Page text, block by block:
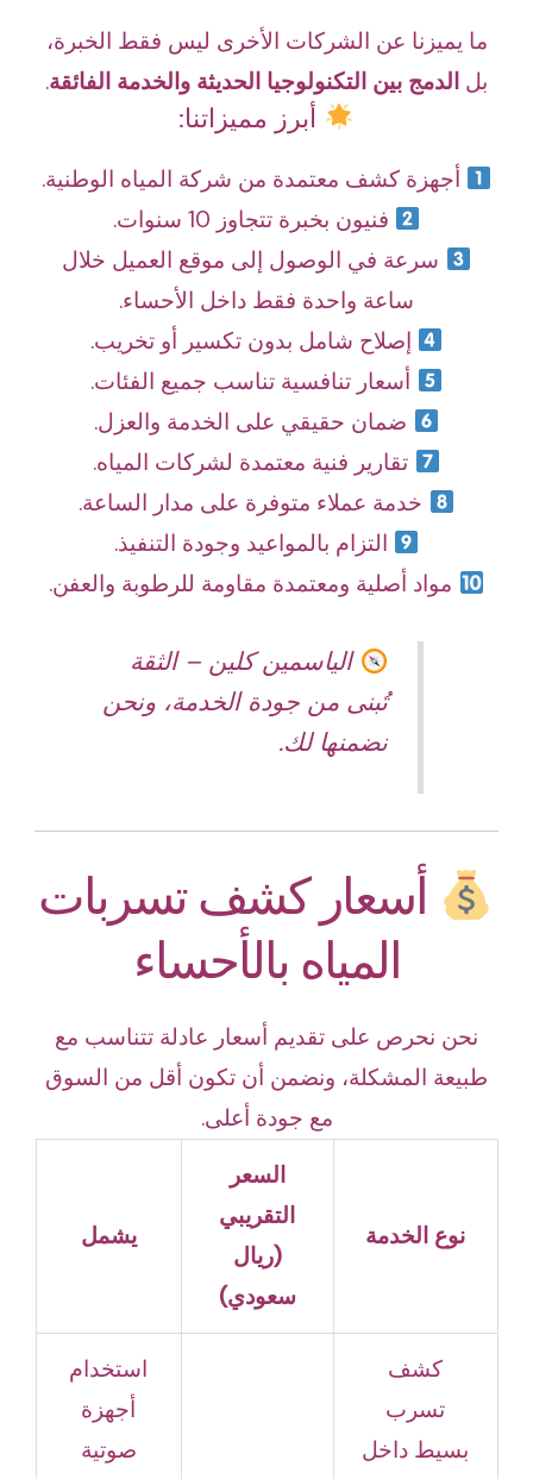
ما يميزنا عن الشركات الأخرى ليس فقط الخبرة،
بل الدمج بين التكنولوجيا الحديثة والخدمة الفائقة.
أبرز مميزاتنا:
أجهزة كشف معتمدة من شركة المياه الوطنية.
فنيون بخبرة تتجاوز 10 سنوات.
سرعة في الوصول إلى موقع العميل خلال
ساعة واحدة فقط داخل الأحساء.
إصلاح شامل بدون تكسير أو تخريب.
أسعار تنافسية تناسب جميع الفئات.
ضمان حقيقي على الخدمة والعزل.
تقارير فنية معتمدة لشركات المياه.
خدمة عملاء متوفرة على مدار الساعة.
التزام بالمواعيد وجودة التنفيذ.
مواد أصلية ومعتمدة مقاومة للرطوبة والعفن.
الياسمين كلين – الثقة
تُبنى من جودة الخدمة، ونحن
نضمنها لك.
أسعار كشف تسربات
المياه بالأحساء
نحن نحرص على تقديم أسعار عادلة تتناسب مع
طبيعة المشكلة، ونضمن أن تكون أقل من السوق
مع جودة أعلى.
نوع الخدمة
السعر
التقريبي
(ريال
سعودي)
يشمل
كشف
تسرب
بسيط داخل
استخدام
أجهزة
صوتية